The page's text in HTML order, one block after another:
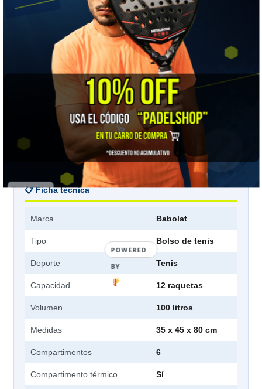
Trae térmico y compartimento ventilado de zapatillas. Es la
combinación que realmente marca diferencia en el uso diario.
⚠️ A TENER EN CUENTA
Es de los grandes. Si juegas dos veces por semana y llevas
una o dos raquetas, quizá cargues más volumen del necesario.
🎯 ¿Para quién es?
Para el jugador de torneo que carga varias raquetas con
distintos encordados, muda de recambio y zapatillas. También
sirve para viajar a competir.
📋 Ficha técnica
Marca Babolat
Tipo Bolso de tenis
Deporte Tenis
Capacidad 12 raquetas
Volumen 100 litros
Medidas 35 x 45 x 80 cm
Compartimentos 6
Compartimento térmico Sí
POWERED
BY